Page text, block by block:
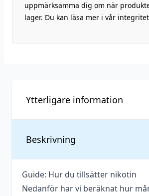
uppmärksamma dig om när
lager. Du kan läsa mer i vår
Beskrivning
Guide: Hur du tillsätter nikotin
Nedanför har vi beräknat hur
Ytterligare information
Vikt
Anpassad för
nikotinstyrka
Antal ml
200 ml